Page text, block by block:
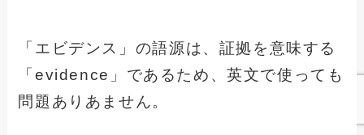
「エビデンス」の語源は、証拠を意味する
「evidence」であるため、英文で使っても
問題ありあません。